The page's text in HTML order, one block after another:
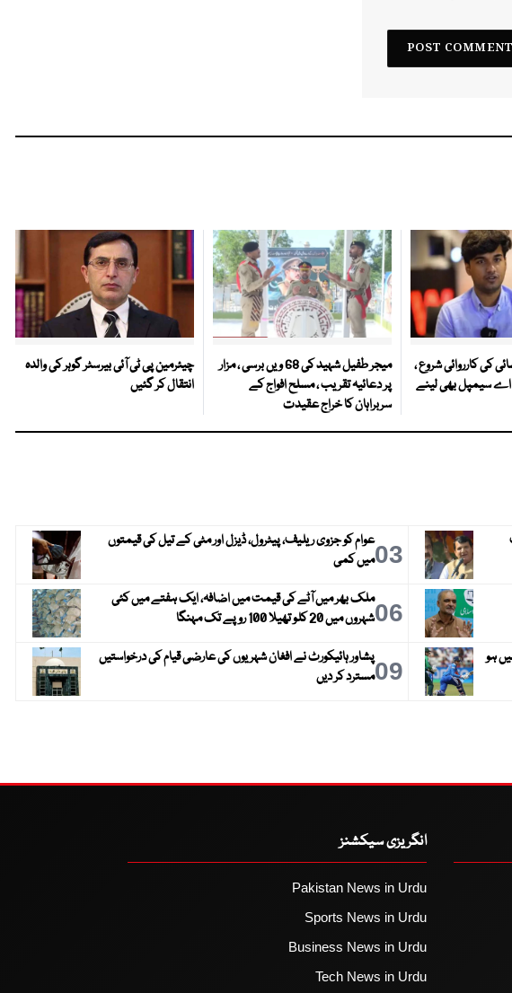
کی کارروائی شروع ،
اے سیمپل بھی لینے
میجر طفیل شہید کی 68 ویں برسی ، مزار
پر دعائیہ تقریب ، مسلح افواج کے
سربراہان کا خراج عقیدت
چیئرمین پی ٹی آئی بیرسٹر گوہر کی والدہ
انتقال کر گئیں
03عوام کو جزوی ریلیف، پیٹرول، ڈیزل اور مٹی کے تیل کی قیمتوں
میں کمی
06ملک بھر میں آٹے کی قیمت میں اضافہ، ایک ہفتے میں کئی
شہروں میں 20 کلو تھیلا 100 روپے تک مہنگا
میں ہو
09پشاور ہائیکورٹ نے افغان شہریوں کی عارضی قیام کی درخواستیں
مسترد کر دیں
انگریزی سیکشنز
Pakistan News in Urdu
Sports News in Urdu
Business News in Urdu
Tech News in Urdu